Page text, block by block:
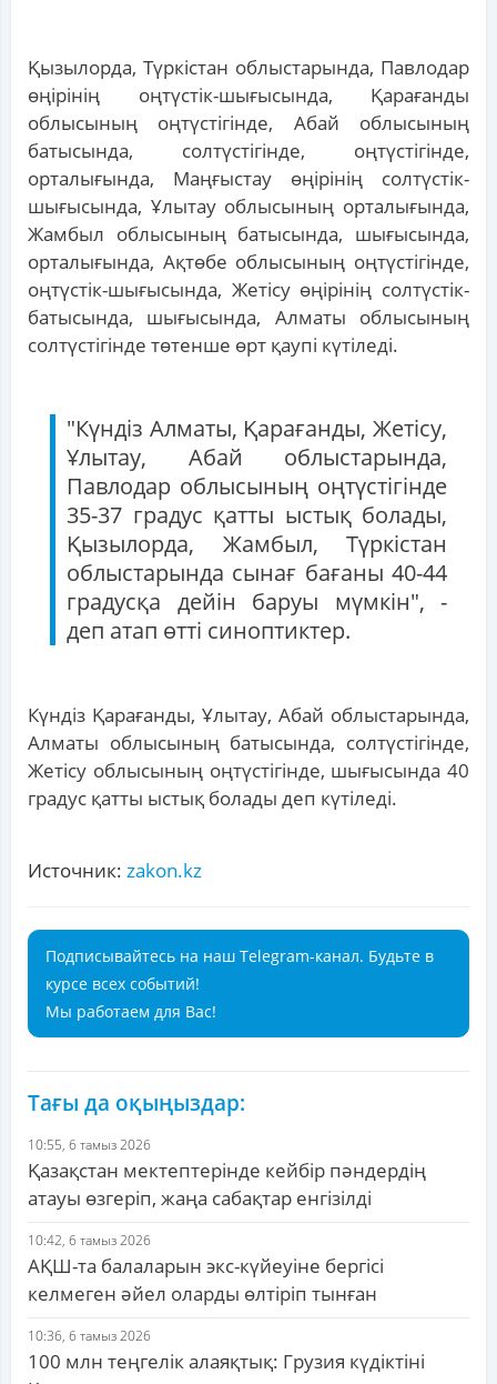
Қызылорда, Түркістан облыстарында, Павлодар
өңірінің оңтүстік-шығысында, Қарағанды
облысының оңтүстігінде, Абай облысының
батысында, солтүстігінде, оңтүстігінде,
орталығында, Маңғыстау өңірінің солтүстік-
шығысында, Ұлытау облысының орталығында,
Жамбыл облысының батысында, шығысында,
орталығында, Ақтөбе облысының оңтүстігінде,
оңтүстік-шығысында, Жетісу өңірінің солтүстік-
батысында, шығысында, Алматы облысының
солтүстігінде төтенше өрт қаупі күтіледі.
"Күндіз Алматы, Қарағанды, Жетісу,
Ұлытау, Абай облыстарында,
Павлодар облысының оңтүстігінде
35-37 градус қатты ыстық болады,
Қызылорда, Жамбыл, Түркістан
облыстарында сынағ бағаны 40-44
градусқа дейін баруы мүмкін", -
деп атап өтті синоптиктер.
Күндіз Қарағанды, Ұлытау, Абай облыстарында,
Алматы облысының батысында, солтүстігінде,
Жетісу облысының оңтүстігінде, шығысында 40
градус қатты ыстық болады деп күтіледі.
Источник: zakon.kz
Подписывайтесь на наш Telegram-канал. Будьте в
курсе всех событий!
Мы работаем для Вас!
Тағы да оқыңыздар:
10:55, 6 тамыз 2026
Қазақстан мектептерінде кейбір пәндердің
атауы өзгеріп, жаңа сабақтар енгізілді
10:42, 6 тамыз 2026
АҚШ-та балаларын экс-күйеуіне бергісі
келмеген әйел оларды өлтіріп тынған
10:36, 6 тамыз 2026
100 млн теңгелік алаяқтық: Грузия күдіктіні